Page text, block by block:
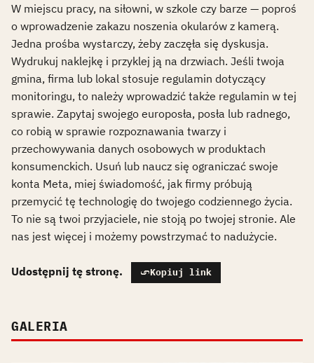
W miejscu pracy, na siłowni, w szkole czy barze — poproś
o wprowadzenie zakazu noszenia okularów z kamerą.
Jedna prośba wystarczy, żeby zaczęła się dyskusja.
Wydrukuj naklejkę i przyklej ją na drzwiach. Jeśli twoja
gmina, firma lub lokal stosuje regulamin dotyczący
monitoringu, to należy wprowadzić także regulamin w tej
sprawie. Zapytaj swojego europosła, posła lub radnego,
co robią w sprawie rozpoznawania twarzy i
przechowywania danych osobowych w produktach
konsumenckich. Usuń lub naucz się ograniczać swoje
konta Meta, miej świadomość, jak firmy próbują
przemycić tę technologię do twojego codziennego życia.
To nie są twoi przyjaciele, nie stoją po twojej stronie. Ale
nas jest więcej i możemy powstrzymać to nadużycie.
Udostępnij tę stronę. Kopiuj link
GALERIA